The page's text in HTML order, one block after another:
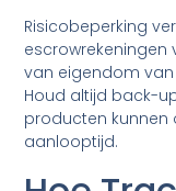
Risicobeperking
escrowrekeningen
van eigendom
Houd altijd back-
producten
aanlooptijd.